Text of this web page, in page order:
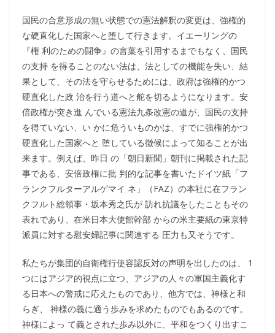
国民の合意形成の無い状態での憲法解釈の変更は、強権的
な硬直化した国家へと堕して行きます。イエーリングの
『権 利のための闘争』の言葉を引用するまでもなく、国民
の支持 を得ることのない法は、法としての機能を失い、結
果として、その法を守らせるためには、政府は強権的かつ
硬直化した政 治を行う道へと舵を切るようになります。安
倍政権が突き進 んでいる憲法九条改憲の道が、国民の支持
を得ていない、い かに危ういものかは、すでに強権的かつ
硬直化した国家へと 堕している徴候によって知ることが出
来ます。例えば、昨日 の「朝日新聞」朝刊に掲載された記
事である、安倍政権に批 判的な記事を書いたドイツ紙「フ
ランクフルターアルゲマイ ネ」（FAZ）の本社に在フラン
クフルト総領事・坂本秀之氏が 訪れ抗議をしたこともその
表れであり、在米日本大使館幹部 からの米主要紙の東京特
派員に対する慰安婦記事に関連する 圧力も又そうです。
私たちが集団的自衛権行使容認反対の声明を出したのは、 1
つにはアジア的視点に立つ、アジアの人々の軍国主義化す
る日本への警戒に応えたものであり、他方では、神様と和
らぎ、 神様の義に適う歩みを求めたものでもあるのです。
神様によっ て義とされた歩み以外に、平和をつくり出すこ